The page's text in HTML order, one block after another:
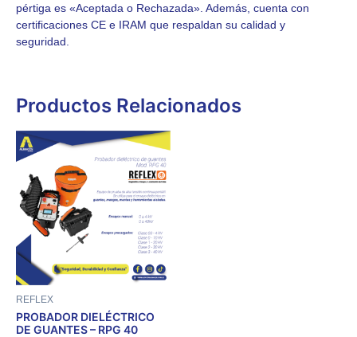
pértiga es «Aceptada o Rechazada». Además, cuenta con
certificaciones CE e IRAM que respaldan su calidad y
seguridad.
Productos Relacionados
REFLEX
PROBADOR DIELÉCTRICO
DE GUANTES – RPG 40